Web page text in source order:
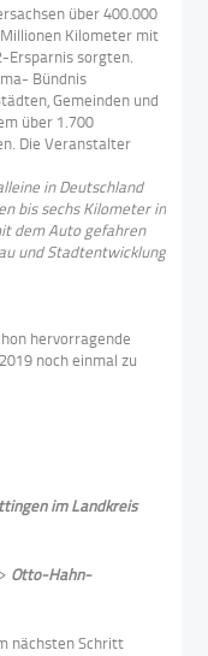
über 400.000
Kilometer mit
Ersparnis sorgten.
Bündnis
Gemeinden und
über 1.700
Die Veranstalter
in Deutschland
bis sechs Kilometer in
dem Auto gefahren
und Stadtentwicklung
hervorragende
noch einmal zu
im Landkreis
Otto-Hahn-
nächsten Schritt